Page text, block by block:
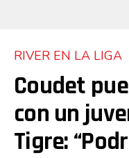
RIVER EN LA LIGA
Coudet
con un
Tigre: